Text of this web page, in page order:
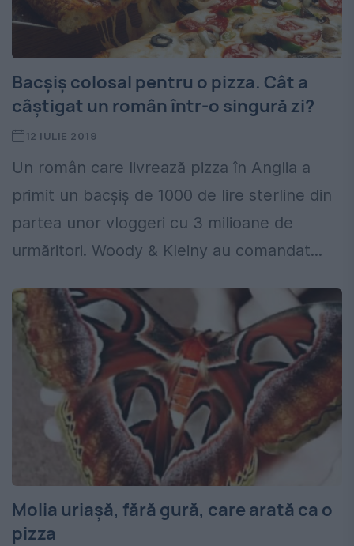
Bacșiș colosal pentru o pizza. Cât a
câștigat un român într-o singură zi?
12 IULIE 2019
Un român care livrează pizza în Anglia a
primit un bacşiş de 1000 de lire sterline din
partea unor vloggeri cu 3 milioane de
urmăritori. Woody & Kleiny au comandat...
Molia uriașă, fără gură, care arată ca o
pizza